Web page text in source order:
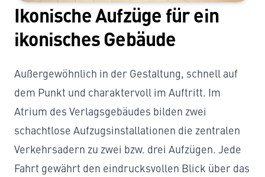
Ikonische Aufzüge für ein
ikonisches Gebäude
Außergewöhnlich in der Gestaltung, schnell auf
dem Punkt und charaktervoll im Auftritt. Im
Atrium des Verlagsgebäudes bilden zwei
schachtlose Aufzugsinstallationen die zentralen
Verkehrsadern zu zwei bzw. drei Aufzügen. Jede
Fahrt gewährt den eindrucksvollen Blick über das